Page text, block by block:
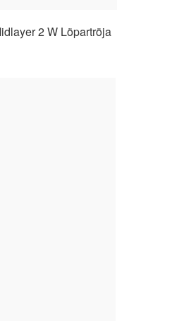
2 W Löpartröja